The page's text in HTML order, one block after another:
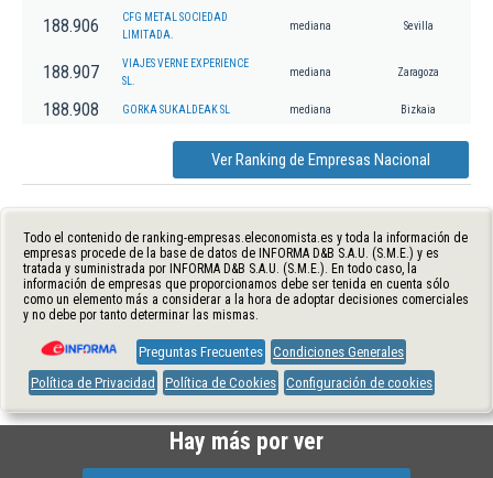
188.906
CFG METAL SOCIEDAD
LIMITADA.
mediana Sevilla
188.907
VIAJES VERNE EXPERIENCE
SL.
mediana Zaragoza
188.908 GORKA SUKALDEAK SL mediana Bizkaia
Ver Ranking de Empresas Nacional
Todo el contenido de ranking-empresas.eleconomista.es y toda la información de
empresas procede de la base de datos de INFORMA D&B S.A.U. (S.M.E.) y es
tratada y suministrada por INFORMA D&B S.A.U. (S.M.E.). En todo caso, la
información de empresas que proporcionamos debe ser tenida en cuenta sólo
como un elemento más a considerar a la hora de adoptar decisiones comerciales
y no debe por tanto determinar las mismas.
Preguntas Frecuentes Condiciones Generales
Política de Privacidad
Política de Cookies Configuración de cookies
Hay más por ver